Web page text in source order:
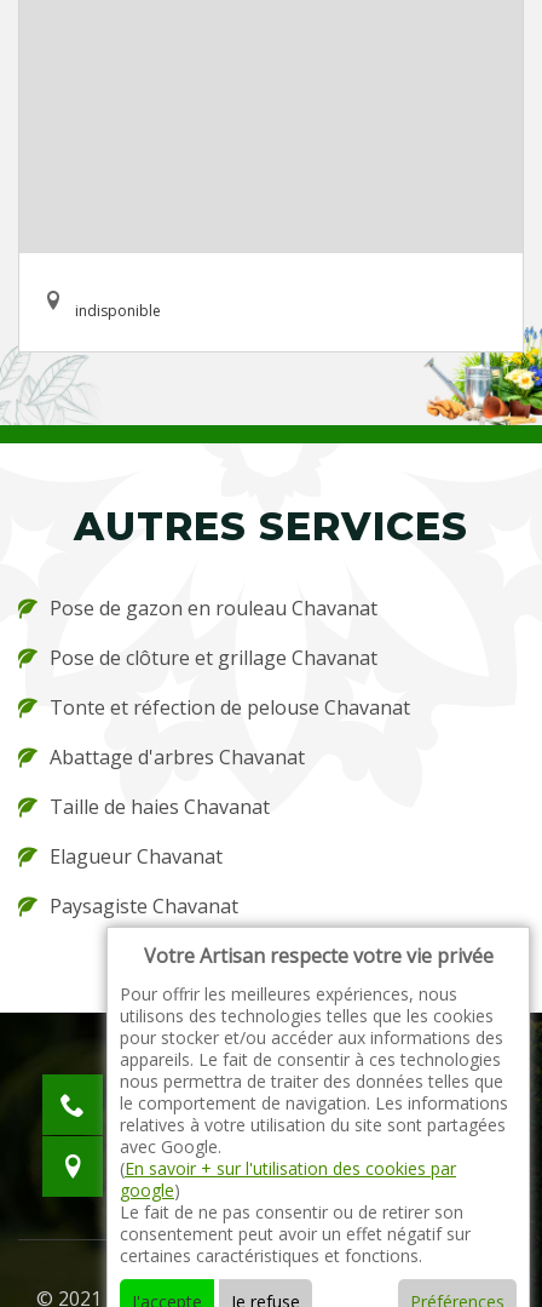
indisponible
AUTRES SERVICES
Pose de gazon en rouleau Chavanat
Pose de clôture et grillage Chavanat
Tonte et réfection de pelouse Chavanat
Abattage d'arbres Chavanat
Taille de haies Chavanat
Elagueur Chavanat
Paysagiste Chavanat
indisponible
indisponible
indisponible
© 2021 - 2026 Tout droit réservé - Mentions légales
Votre Artisan respecte votre vie privée
Pour offrir les meilleures expériences, nous
utilisons des technologies telles que les cookies
pour stocker et/ou accéder aux informations des
appareils. Le fait de consentir à ces technologies
nous permettra de traiter des données telles que
le comportement de navigation. Les informations
relatives à votre utilisation du site sont partagées
avec Google.
(En savoir + sur l'utilisation des cookies par
google)
Le fait de ne pas consentir ou de retirer son
consentement peut avoir un effet négatif sur
certaines caractéristiques et fonctions.
J'accepte
Je refuse Préférences